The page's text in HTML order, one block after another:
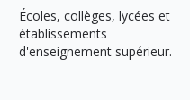
Écoles, collèges, lycées et
établissements
d'enseignement supérieur.